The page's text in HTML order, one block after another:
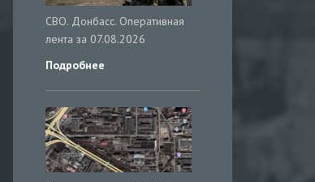
СВО. Донбасс. Оперативная
лента за 07.08.2026
Подробнее